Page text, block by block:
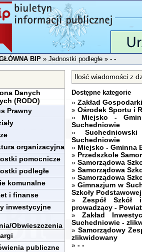
BIP»Jednostki podległe»- -
Danych
(RODO)
Prawny
organizacyjna
pomocnicze
podległe
komunalne
i finanse
inwestycyjne
Obwieszczenia
publiczne
Ilość wiadomości z
Dostępne kategorie
» Zakład
» Ośrodek Sportu i
»
Miejsko -
Suchedniowie
»
Suchedniowie
» Miejsko - Gminna
» Przedszkole
» Samorządowa
» Samorządowa
» Samorządowa
»Gimnazjum w
Szkoły
»Zespół Szkół
prowadzący -
» Zakład
Suchedniowie -
» Samorządowy
zlikwidowany
» - -